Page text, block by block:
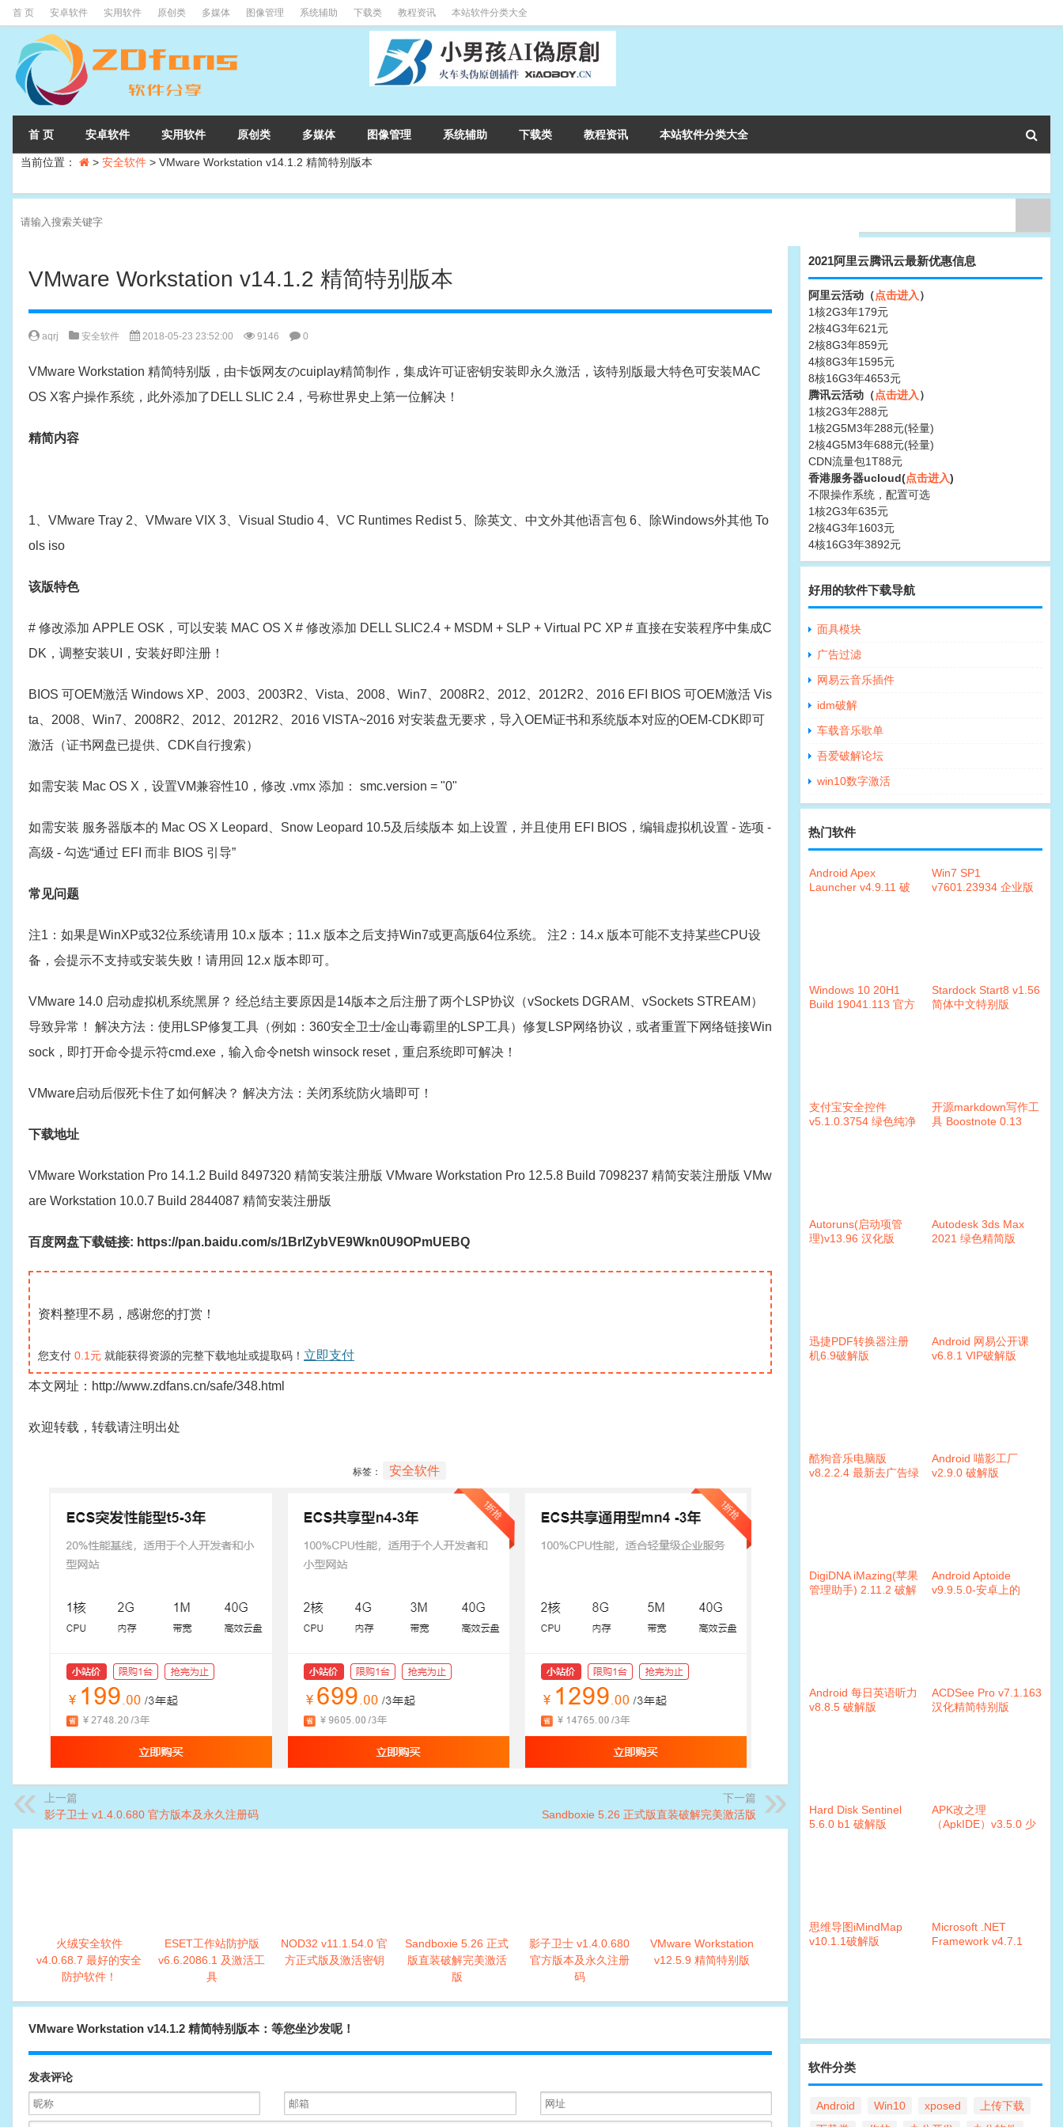
首 页 安卓软件 实用软件 原创类 多媒体 图像管理 系统辅助 下载类 教程资讯 本站软件分类大全
首 页 安卓软件 实用软件 原创类 多媒体 图像管理 系统辅助 下载类 教程资讯 本站软件分类大全
当前位置： > 安全软件 > VMware Workstation v14.1.2 精简特别版本
VMware Workstation v14.1.2 精简特别版本
aqrj 安全软件 2018-05-23 23:52:00 9146 0
VMware Workstation 精简特别版，由卡饭网友のcuiplay精简制作，集成许可证密钥安装即永久激活，该特别版最大特色可安装MAC
OS X客户操作系统，此外添加了DELL SLIC 2.4，号称世界史上第一位解决！
精简内容
1、VMware Tray 2、VMware VIX 3、Visual Studio 4、VC Runtimes Redist 5、除英文、中文外其他语言包 6、除Windows外其他 To
ols iso
该版特色
# 修改添加 APPLE OSK，可以安装 MAC OS X # 修改添加 DELL SLIC2.4 + MSDM + SLP + Virtual PC XP # 直接在安装程序中集成C
DK，调整安装UI，安装好即注册！
BIOS 可OEM激活 Windows XP、2003、2003R2、Vista、2008、Win7、2008R2、2012、2012R2、2016 EFI BIOS 可OEM激活 Vis
ta、2008、Win7、2008R2、2012、2012R2、2016 VISTA~2016 对安装盘无要求，导入OEM证书和系统版本对应的OEM-CDK即可
激活（证书网盘已提供、CDK自行搜索）
如需安装 Mac OS X，设置VM兼容性10，修改 .vmx 添加： smc.version = "0"
如需安装 服务器版本的 Mac OS X Leopard、Snow Leopard 10.5及后续版本 如上设置，并且使用 EFI BIOS，编辑虚拟机设置 - 选项 -
高级 - 勾选“通过 EFI 而非 BIOS 引导”
常见问题
注1：如果是WinXP或32位系统请用 10.x 版本；11.x 版本之后支持Win7或更高版64位系统。 注2：14.x 版本可能不支持某些CPU设
备，会提示不支持或安装失败！请用回 12.x 版本即可。
VMware 14.0 启动虚拟机系统黑屏？ 经总结主要原因是14版本之后注册了两个LSP协议（vSockets DGRAM、vSockets STREAM）
导致异常！ 解决方法：使用LSP修复工具（例如：360安全卫士/金山毒霸里的LSP工具）修复LSP网络协议，或者重置下网络链接Win
sock，即打开命令提示符cmd.exe，输入命令netsh winsock reset，重启系统即可解决！
VMware启动后假死卡住了如何解决？ 解决方法：关闭系统防火墙即可！
下载地址
VMware Workstation Pro 14.1.2 Build 8497320 精简安装注册版 VMware Workstation Pro 12.5.8 Build 7098237 精简安装注册版 VMw
are Workstation 10.0.7 Build 2844087 精简安装注册版
百度网盘下载链接: https://pan.baidu.com/s/1BrIZybVE9Wkn0U9OPmUEBQ
资料整理不易，感谢您的打赏！
您支付 0.1元 就能获得资源的完整下载地址或提取码！ 立即支付
本文网址：http://www.zdfans.cn/safe/348.html
欢迎转载，转载请注明出处
标签： 安全软件
上一篇
影子卫士 v1.4.0.680 官方版本及永久注册码
下一篇
Sandboxie 5.26 正式版直装破解完美激活版
火绒安全软件
v4.0.68.7 最好的安全
防护软件！
ESET工作站防护版
v6.6.2086.1 及激活工
具
NOD32 v11.1.54.0 官
方正式版及激活密钥
Sandboxie 5.26 正式
版直装破解完美激活
版
影子卫士 v1.4.0.680
官方版本及永久注册
码
VMware Workstation
v12.5.9 精简特别版
VMware Workstation v14.1.2 精简特别版本：等您坐沙发呢！
发表评论
2021阿里云腾讯云最新优惠信息
阿里云活动（点击进入 ）
1核2G3年179元
2核4G3年621元
2核8G3年859元
4核8G3年1595元
8核16G3年4653元
腾讯云活动（点击进入 ）
1核2G3年288元
1核2G5M3年288元(轻量)
2核4G5M3年688元(轻量)
CDN流量包1T88元
香港服务器ucloud(点击进入)
不限操作系统，配置可选
1核2G3年635元
2核4G3年1603元
4核16G3年3892元
好用的软件下载导航
面具模块
广告过滤
网易云音乐插件
idm破解
车载音乐歌单
吾爱破解论坛
win10数字激活
热门软件
Android Apex
Launcher v4.9.11 破
Win7 SP1
v7601.23934 企业版
Windows 10 20H1
Build 19041.113 官方
Stardock Start8 v1.56
简体中文特别版
支付宝安全控件
v5.1.0.3754 绿色纯净
开源markdown写作工
具 Boostnote 0.13
Autoruns(启动项管
理)v13.96 汉化版
Autodesk 3ds Max
2021 绿色精简版
迅捷PDF转换器注册
机6.9破解版
Android 网易公开课
v6.8.1 VIP破解版
酷狗音乐电脑版
v8.2.2.4 最新去广告绿
Android 喵影工厂
v2.9.0 破解版
DigiDNA iMazing(苹果
管理助手) 2.11.2 破解
Android Aptoide
v9.9.5.0-安卓上的
Android 每日英语听力
v8.8.5 破解版
ACDSee Pro v7.1.163
汉化精简特别版
Hard Disk Sentinel
5.6.0 b1 破解版
APK改之理
（ApkIDE）v3.5.0 少
思维导图iMindMap
v10.1.1破解版
Microsoft .NET
Framework v4.7.1
软件分类
Android Win10 xposed
上传下载